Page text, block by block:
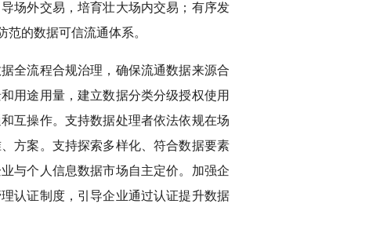
场外交易，培育壮大场内交易；有序发
的数据可信流通体系。
全流程合规治理，确保流通数据来源合
用途用量，建立数据分类分级授权使用
互操作。支持数据处理者依法依规在场
方案。支持探索多样化、符合数据要素
与个人信息数据市场自主定价。加强企
认证制度，引导企业通过认证提升数据